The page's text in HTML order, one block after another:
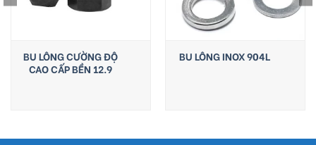
BU LÔNG CƯỜNG ĐỘ
CAO CẤP BỀN 12.9
BU LÔNG INOX 904L